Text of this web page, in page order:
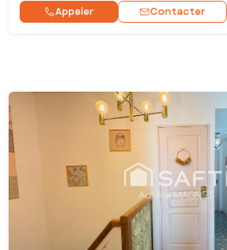
Appeler Contacter